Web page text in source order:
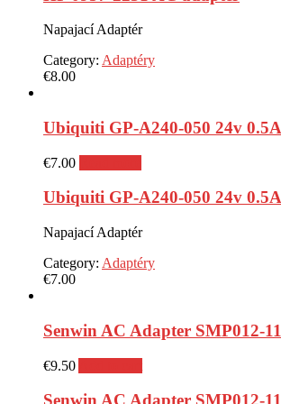
Napajací Adaptér
Category: Adaptéry
€8.00
Ubiquiti GP-A240-050 24v 0.5A
€7.00
Ubiquiti GP-A240-050 24v 0.5A
Napajací Adaptér
Category: Adaptéry
€7.00
Senwin AC Adapter SMP012-
€9.50